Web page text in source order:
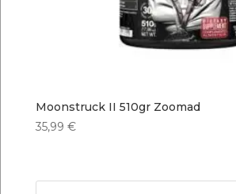
Moonstruck II 510gr Zoomad
35,99 €